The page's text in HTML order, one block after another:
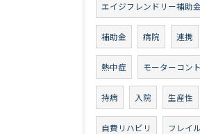
エイジフレンドリー補助金
補助金 病院 連携
熱中症 モーターコン
持病 入院 生産性
自費リハビリ フレイ